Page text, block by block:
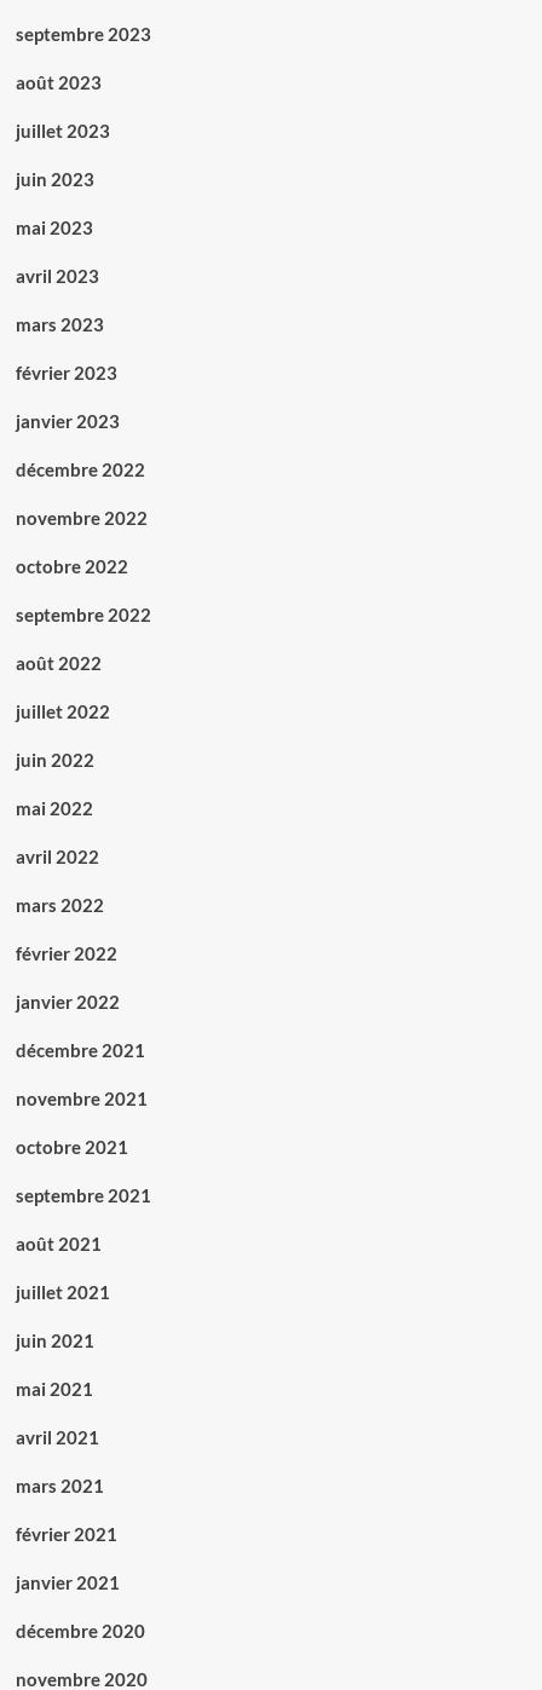
septembre 2023
août 2023
juillet 2023
juin 2023
mai 2023
avril 2023
mars 2023
février 2023
janvier 2023
décembre 2022
novembre 2022
octobre 2022
septembre 2022
août 2022
juillet 2022
juin 2022
mai 2022
avril 2022
mars 2022
février 2022
janvier 2022
décembre 2021
novembre 2021
octobre 2021
septembre 2021
août 2021
juillet 2021
juin 2021
mai 2021
avril 2021
mars 2021
février 2021
janvier 2021
décembre 2020
novembre 2020